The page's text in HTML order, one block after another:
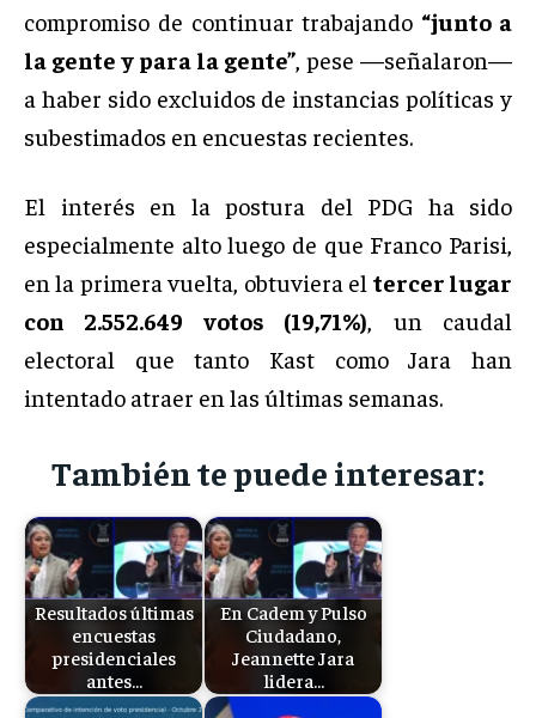
compromiso de continuar trabajando “junto a
la gente y para la gente”, pese —señalaron—
a haber sido excluidos de instancias políticas y
subestimados en encuestas recientes.
El interés en la postura del PDG ha sido
especialmente alto luego de que Franco Parisi,
en la primera vuelta, obtuviera el tercer lugar
con 2.552.649 votos (19,71%), un caudal
electoral que tanto Kast como Jara han
intentado atraer en las últimas semanas.
También te puede interesar:
Resultados últimas
encuestas
presidenciales
antes…
En Cadem y Pulso
Ciudadano,
Jeannette Jara
lidera…